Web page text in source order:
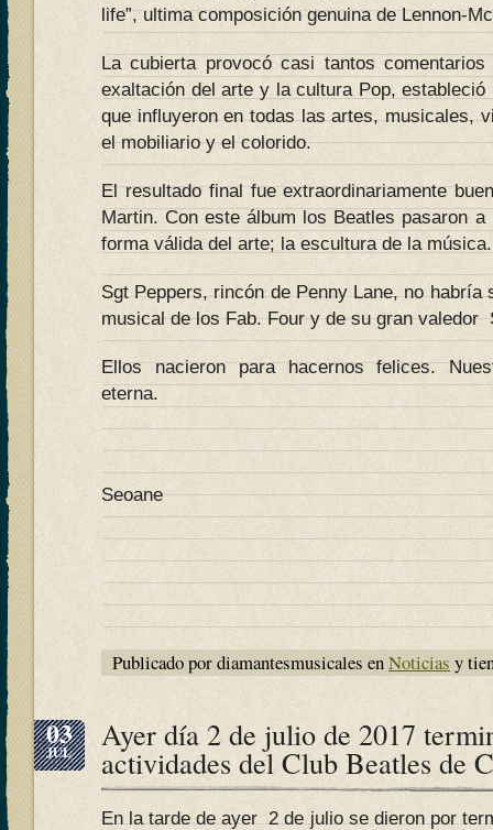
life”, ultima composición genuina de Lennon-
La cubierta provocó casi tantos
exaltación del arte y la cultura Pop,
que influyeron en todas las artes, musicales,
el mobiliario y el colorido.
El resultado final fue extraordinariamente
Martin. Con este álbum los Beatles pasaron
forma válida del arte; la escultura de la música.
Sgt Peppers, rincón de Penny Lane, no habría
musical de los Fab. Four y de su gran valedor
Ellos nacieron para hacernos felices.
eterna.
Seoane
Publicado por diamantesmusicales enNoticias y
03
JUL Ayer día 2 de julio de 2017
actividades del Club Beatles de
En la tarde de ayer 2 de julio se dieron por